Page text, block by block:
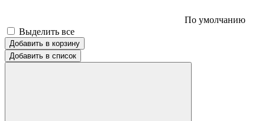
По умолчанию
Выделить все
Добавить в корзину
Добавить в список